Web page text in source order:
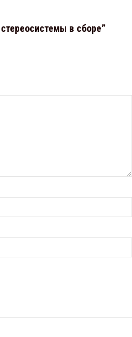
в сборе”